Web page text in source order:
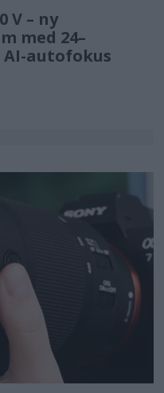
V – ny
med 24–
AI-autofokus